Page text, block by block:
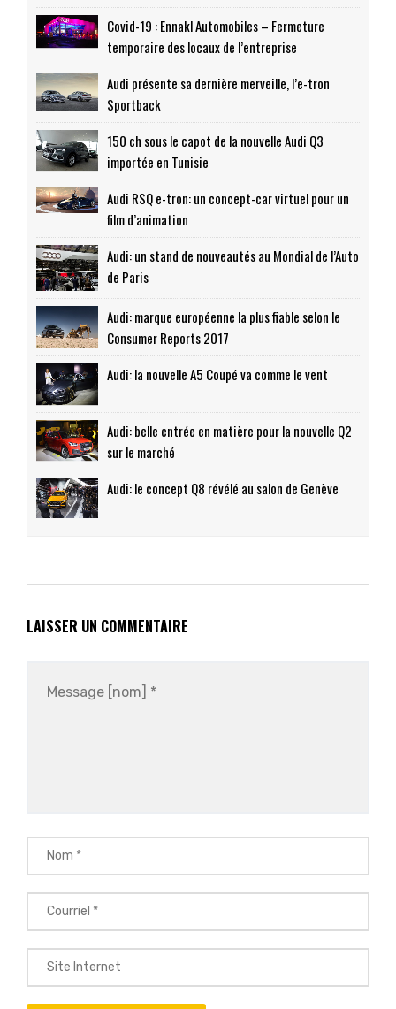
Covid-19 : Ennakl Automobiles – Fermeture
temporaire des locaux de l’entreprise
Audi présente sa dernière merveille, l’e-tron
Sportback
150 ch sous le capot de la nouvelle Audi Q3
importée en Tunisie
Audi RSQ e-tron: un concept-car virtuel pour un
film d’animation
Audi: un stand de nouveautés au Mondial de l’Auto
de Paris
Audi: marque européenne la plus fiable selon le
Consumer Reports 2017
Audi: la nouvelle A5 Coupé va comme le vent
Audi: belle entrée en matière pour la nouvelle Q2
sur le marché
Audi: le concept Q8 révélé au salon de Genève
LAISSER UN COMMENTAIRE